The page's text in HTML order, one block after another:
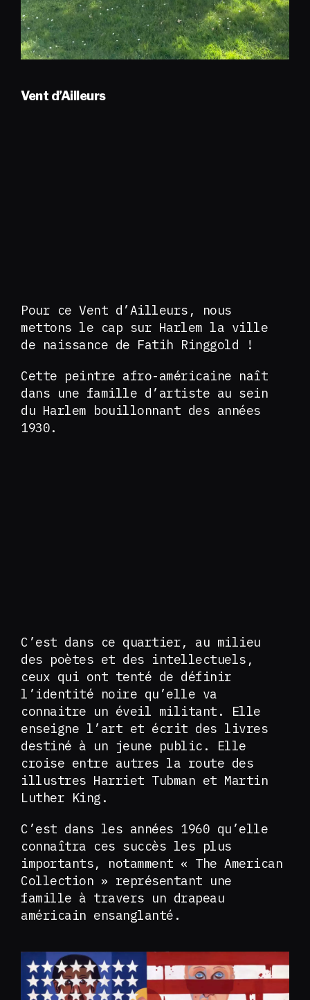
Vent d’Ailleurs
Pour ce Vent d’Ailleurs, nous
mettons le cap sur Harlem la ville
de naissance de Fatih Ringgold !
Cette peintre afro-américaine naît
dans une famille d’artiste au sein
du Harlem bouillonnant des années
1930.
C’est dans ce quartier, au milieu
des poètes et des intellectuels,
ceux qui ont tenté de définir
l’identité noire qu’elle va
connaitre un éveil militant. Elle
enseigne l’art et écrit des livres
destiné à un jeune public. Elle
croise entre autres la route des
illustres Harriet Tubman et Martin
Luther King.
C’est dans les années 1960 qu’elle
connaîtra ces succès les plus
importants, notamment « The American
Collection » représentant une
famille à travers un drapeau
américain ensanglanté.